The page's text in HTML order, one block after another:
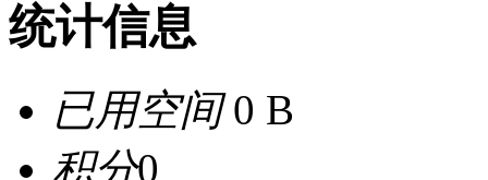
统计信息
已用空间0 B
积分0